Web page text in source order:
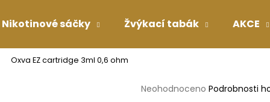
Nikotinové sáčky Žvýkací tabák AKCE
Oxva EZ cartridge 3ml 0,6 ohm
Průměrné
Neohodnoceno Podrobnosti
Co potřebujete najít?